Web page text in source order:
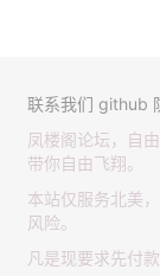
联系我们 github
凤楼阁论坛，自
带你自由飞翔。
本站仅服务北美
风险。
凡是现要求先付